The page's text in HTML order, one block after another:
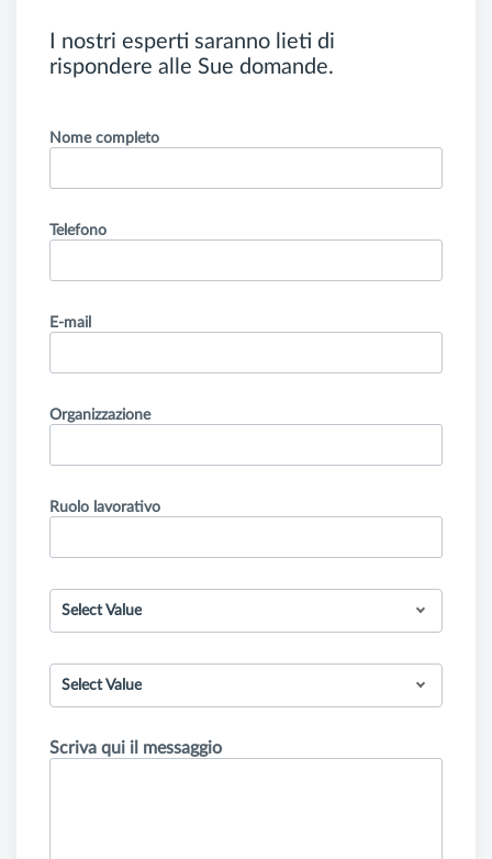
I nostri esperti saranno lieti di
rispondere alle Sue domande.
Nome completo
Telefono
E-mail
Organizzazione
Ruolo lavorativo
Select Value
Select Value
Scriva qui il messaggio